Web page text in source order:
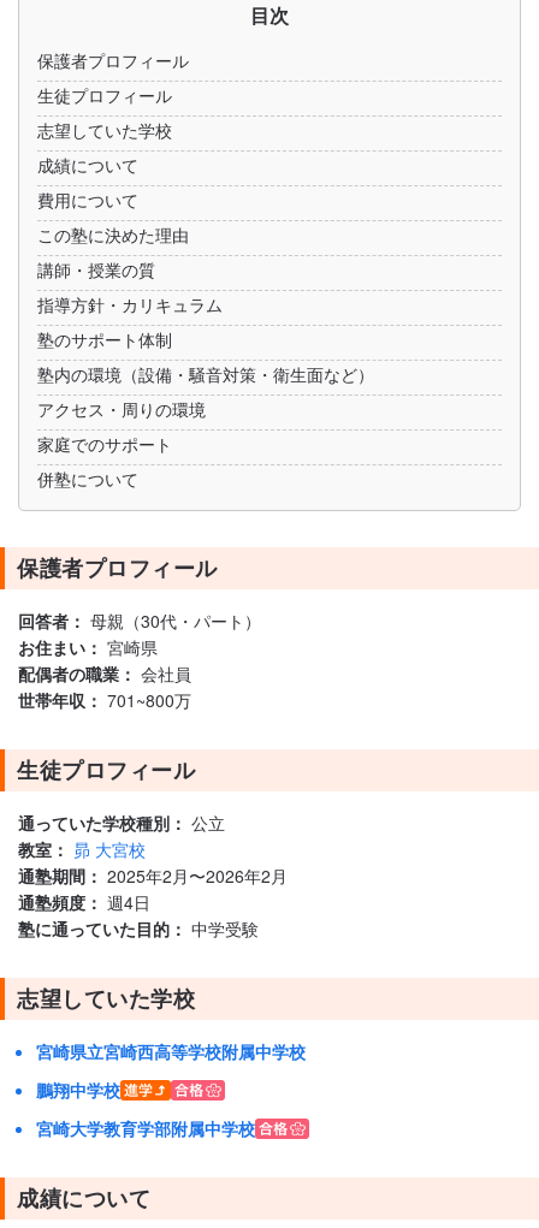
目次
保護者プロフィール
生徒プロフィール
志望していた学校
成績について
費用について
この塾に決めた理由
講師・授業の質
指導方針・カリキュラム
塾のサポート体制
塾内の環境（設備・騒音対策・衛生面など）
アクセス・周りの環境
家庭でのサポート
併塾について
保護者プロフィール
回答者： 母親（30代・パート）
お住まい： 宮崎県
配偶者の職業： 会社員
世帯年収： 701~800万
生徒プロフィール
通っていた学校種別： 公立
教室： 昴 大宮校
通塾期間： 2025年2月〜2026年2月
通塾頻度： 週4日
塾に通っていた目的： 中学受験
志望していた学校
宮崎県立宮崎西高等学校附属中学校
鵬翔中学校
宮崎大学教育学部附属中学校
成績について